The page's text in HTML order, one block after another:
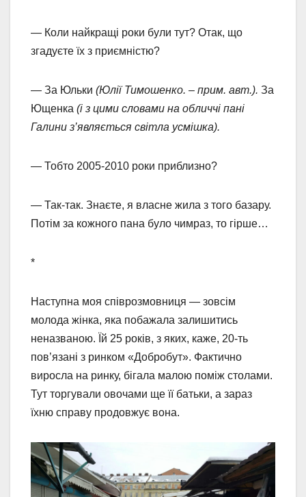
— Коли найкращі роки були тут? Отак, що
згадуєте їх з приємністю?
— За Юльки (Юлії Тимошенко. – прим. авт.). За
Ющенка (і з цими словами на обличчі пані
Галини з’являється світла усмішка).
— Тобто 2005-2010 роки приблизно?
— Так-так. Знаєте, я власне жила з того базару.
Потім за кожного пана було чимраз, то гірше…
*
Наступна моя співрозмовниця — зовсім
молода жінка, яка побажала залишитись
неназваною. Їй 25 років, з яких, каже, 20-ть
пов’язані з ринком «Добробут». Фактично
виросла на ринку, бігала малою поміж столами.
Тут торгували овочами ще її батьки, а зараз
їхню справу продовжує вона.